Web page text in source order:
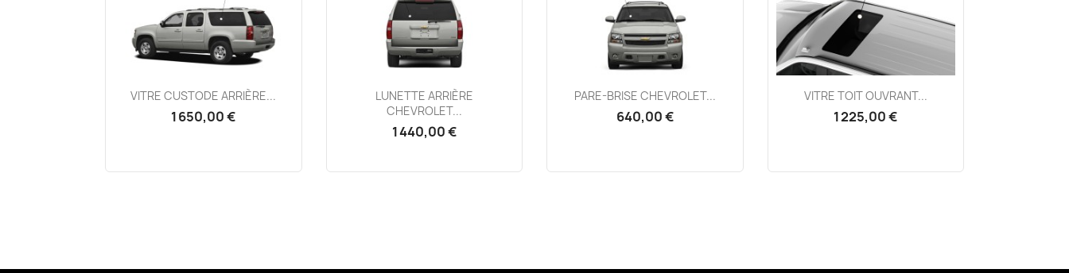
Aperçu rapide
VITRE CUSTODE ARRIÈRE...
1 650,00 €
Aperçu rapide
LUNETTE ARRIÈRE
CHEVROLET...
1 440,00 €
Aperçu rapide
PARE-BRISE CHEVROLET...
640,00 €
Aperçu rapide
VITRE TOIT OUVRANT...
1 225,00 €